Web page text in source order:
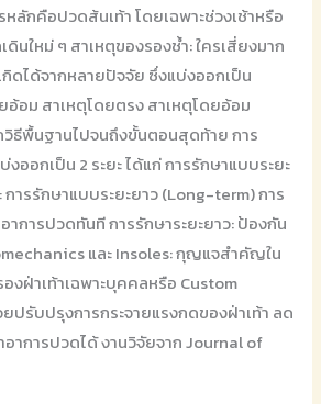
หลักคือปวดส้นเท้า โดยเฉพาะช่วงเช้าหรือ
นใหม่ ๆ สาเหตุของรองช้ำ: ใครเสี่ยงมาก
ดได้จากหลายปัจจัย ซึ่งแบ่งออกเป็น
อ้อม สาเหตุโดยตรง สาเหตุโดยอ้อม
วิธีพื้นฐานไปจนถึงขั้นตอนสุดท้าย การ
ออกเป็น 2 ระยะ ได้แก่ การรักษาแบบระยะ
ารรักษาแบบระยะยาว (Long-term) การ
าการปวดทันที การรักษาระยะยาว: ป้องกัน
และ Insoles: กุญแจสำคัญใน
งฝ่าเท้าเฉพาะบุคคลหรือ Custom
ปรับปรุงการกระจายแรงกดของฝ่าเท้า ลด
าการปวดได้ งานวิจัยจาก Journal of